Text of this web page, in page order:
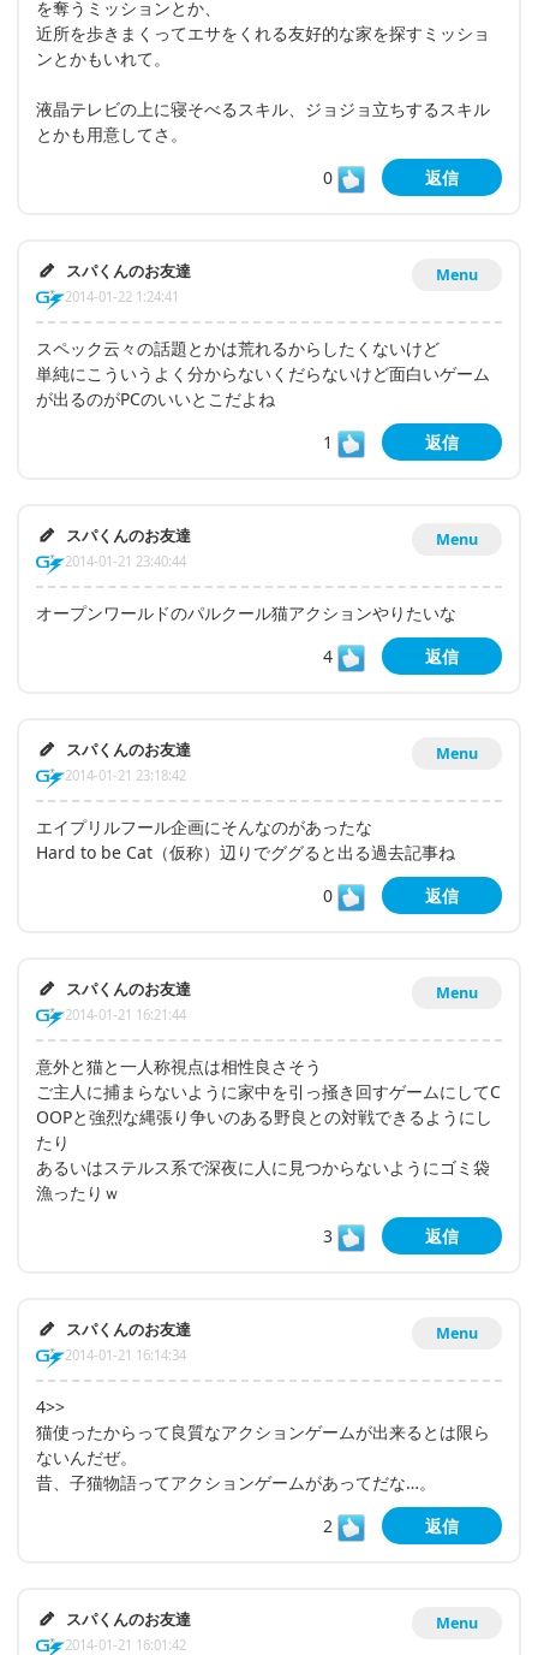
を奪うミッションとか、
近所を歩きまくってエサをくれる友好的な家を探すミッショ
ンとかもいれて。
液晶テレビの上に寝そべるスキル、ジョジョ立ちするスキル
とかも用意してさ。
0
返信
Menu
スパくんのお友達
2014-01-22 1:24:41
スペック云々の話題とかは荒れるからしたくないけど
単純にこういうよく分からないくだらないけど面白いゲーム
が出るのがPCのいいとこだよね
1
返信
Menu
スパくんのお友達
2014-01-21 23:40:44
オープンワールドのパルクール猫アクションやりたいな
4
返信
Menu
スパくんのお友達
2014-01-21 23:18:42
エイプリルフール企画にそんなのがあったな
Hard to be Cat（仮称）辺りでググると出る過去記事ね
0
返信
Menu
スパくんのお友達
2014-01-21 16:21:44
意外と猫と一人称視点は相性良さそう
ご主人に捕まらないように家中を引っ掻き回すゲームにしてC
OOPと強烈な縄張り争いのある野良との対戦できるようにし
たり
あるいはステルス系で深夜に人に見つからないようにゴミ袋
漁ったりｗ
3
返信
Menu
スパくんのお友達
2014-01-21 16:14:34
4>>
猫使ったからって良質なアクションゲームが出来るとは限ら
ないんだぜ。
昔、子猫物語ってアクションゲームがあってだな…。
2
返信
Menu
スパくんのお友達
2014-01-21 16:01:42